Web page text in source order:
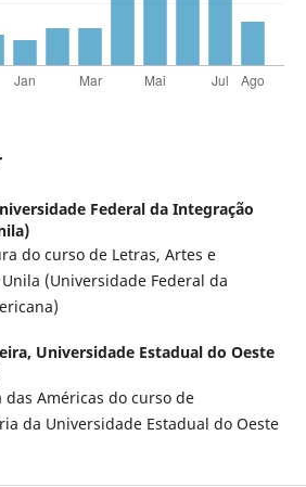
Federal da Integração
do curso de Letras, Artes e
(Universidade Federal da
Universidade Estadual do Oeste
das Américas do curso de
da Universidade Estadual do Oeste